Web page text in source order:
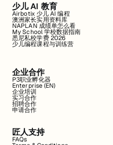
少儿 AI 教育
Airbotix 少儿 AI 编程
澳洲家长实用资料库
NAPLAN 成绩单怎么看
My School 学校数据指南
悉尼私校学费 2026
少儿编程课程与训练营
企业合作
P3职业孵化器
Enterprise (EN)
企业培训
实习合作
招聘合作
申请合作
匠人支持
FAQs